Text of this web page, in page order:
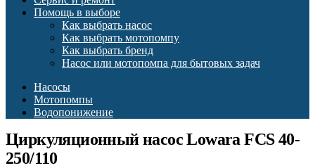
Помощь в выборе
Как выбрать насос
Как выбрать мотопомпу
Как выбрать бренд
Насос или мотопомпа для бытовых задач
Насосы
Мотопомпы
Водопонижение
Циркуляционный насос Lowara FCS 40-
250/110